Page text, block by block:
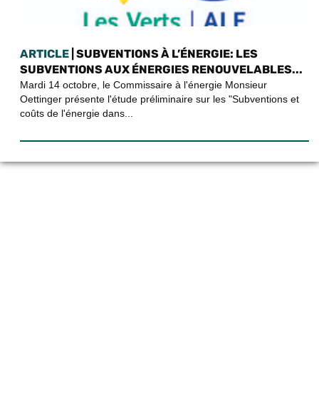
ARTICLE | SUBVENTIONS À L’ÉNERGIE: LES
SUBVENTIONS AUX ÉNERGIES RENOUVELABLES...
Mardi 14 octobre, le Commissaire à l'énergie Monsieur
Oettinger présente l'étude préliminaire sur les "Subventions et
coûts de l'énergie dans...